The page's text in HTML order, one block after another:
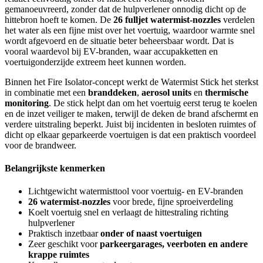
gemanoeuvreerd, zonder dat de hulpverlener onnodig dicht op de
hittebron hoeft te komen. De 26 fulljet watermist-nozzles verdelen
het water als een fijne mist over het voertuig, waardoor warmte snel
wordt afgevoerd en de situatie beter beheersbaar wordt. Dat is
vooral waardevol bij EV-branden, waar accupakketten en
voertuigonderzijde extreem heet kunnen worden.
Binnen het Fire Isolator-concept werkt de Watermist Stick het sterkst
in combinatie met een branddeken, aerosol units en thermische
monitoring. De stick helpt dan om het voertuig eerst terug te koelen
en de inzet veiliger te maken, terwijl de deken de brand afschermt en
verdere uitstraling beperkt. Juist bij incidenten in besloten ruimtes of
dicht op elkaar geparkeerde voertuigen is dat een praktisch voordeel
voor de brandweer.
Belangrijkste kenmerken
Lichtgewicht watermisttool voor voertuig- en EV-branden
26 watermist-nozzles voor brede, fijne sproeiverdeling
Koelt voertuig snel en verlaagt de hittestraling richting
hulpverlener
Praktisch inzetbaaronder of naast voertuigen
Zeer geschikt voorparkeergarages, veerboten en andere
krappe ruimtes